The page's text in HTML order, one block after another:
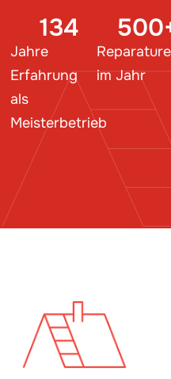
Jahre
Erfahrung
als
Meisterbetrieb
134
im Jahr
500